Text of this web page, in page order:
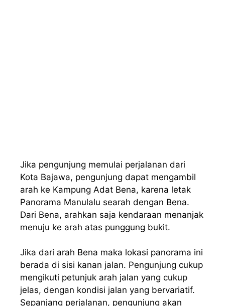
Jika pengunjung memulai perjalanan dari
Kota Bajawa, pengunjung dapat mengambil
arah ke Kampung Adat Bena, karena letak
Panorama Manulalu searah dengan Bena.
Dari Bena, arahkan saja kendaraan menanjak
menuju ke arah atas punggung bukit.
Jika dari arah Bena maka lokasi panorama ini
berada di sisi kanan jalan. Pengunjung cukup
mengikuti petunjuk arah jalan yang cukup
jelas, dengan kondisi jalan yang bervariatif.
Sepanjang perjalanan, pengunjung akan